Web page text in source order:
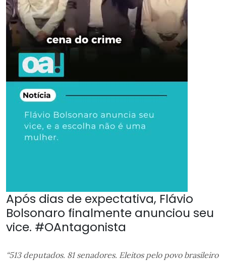
Após dias de expectativa, Flávio
Bolsonaro finalmente anunciou seu
vice. #OAntagonista
“513 deputados. 81 senadores. Eleitos pelo povo brasileiro